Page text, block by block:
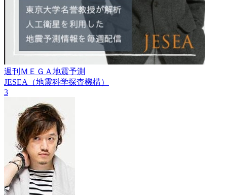
週刊ＭＥＧＡ地震予測
JESEA（地震科学探査機構）
3